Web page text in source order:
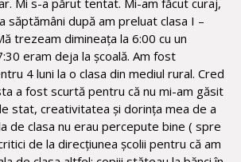
Mi s-a părut tentat. Mi-am făcut curaj,
săptămâni după am preluat clasa I –
trezeam dimineața la 6:00 cu un
eram deja la școală. Am fost
4 luni la o clasa din mediul rural. Cred
a fost scurtă pentru că nu mi-am găsit
stat, creativitatea și dorința mea de a
de clasa nu erau percepute bine ( spre
de la direcțiunea școlii pentru că am